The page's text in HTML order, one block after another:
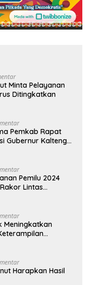
Minta Pelayanan
Ditingkatkan
Pemkab Rapat
Gubernur Kalteng
Pemilu 2024
Lintas
Meningkatkan
Harapkan Hasil